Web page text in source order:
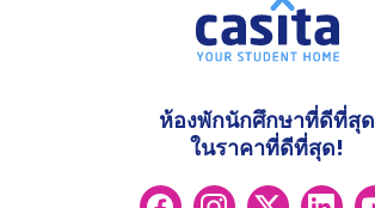
ห้องพักนักศึกษาที่ดีที่สุด
ในราคาที่ดีที่สุด!